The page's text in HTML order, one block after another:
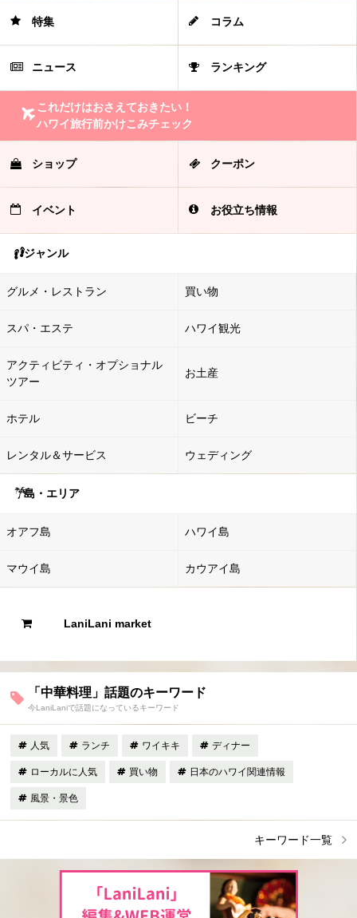
特集 コラム
ニュース ランキング
これだけはおさえておきたい！
ハワイ旅行前かけこみチェック
ショップ クーポン
イベント お役立ち情報
ジャンル
グルメ・レストラン 買い物
スパ・エステ ハワイ観光
アクティビティ・オプショナル
ツアー
お土産
ホテル ビーチ
レンタル＆サービス ウェディング
島・エリア
オアフ島 ハワイ島
マウイ島 カウアイ島
LaniLani market
「中華料理」話題のキーワード
今LaniLaniで話題になっているキーワード
人気 ランチ ワイキキ ディナー
ローカルに人気 買い物 日本のハワイ関連情報
風景・景色
キーワード一覧